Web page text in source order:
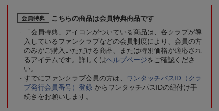
会員特典
こちらの商品は会員特典商品です
「会員特典」アイコンがついている商品は、各クラブが導
入しているファンクラブなどの会員制度により、会員の方
のみがご購入いただける商品、または特別価格が適応され
るアイテムです。詳しくはヘルプページをご確認くださ
い。
すでにファンクラブ会員の方は、
ワンタッチパスID（クラ
ブ発行会員番号）登録 からワンタッチパスIDの紐付け手
続きをお願いします。